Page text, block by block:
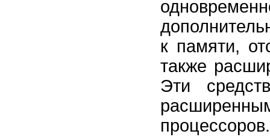
к памяти,
также
Эти
процессоров.